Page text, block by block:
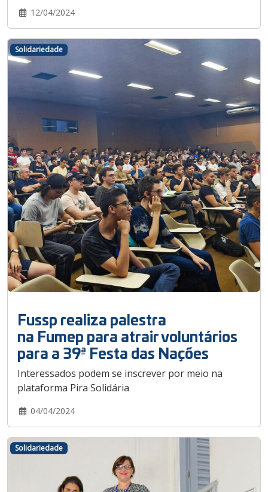
12/04/2024
Fussp realiza palestra
na Fumep para atrair voluntários
para a 39ª Festa das Nações
Interessados podem se inscrever por meio na
plataforma Pira Solidária
04/04/2024
Solidariedade
Solidariedade